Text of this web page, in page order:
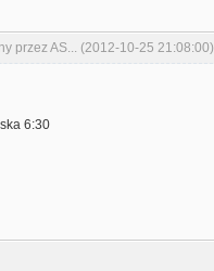
przez AS... (2012-10-25 21:08:00)
6:30